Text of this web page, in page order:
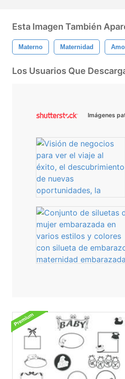
Esta Imagen También
Materno Maternidad
Los Usuarios Que
Imágenes